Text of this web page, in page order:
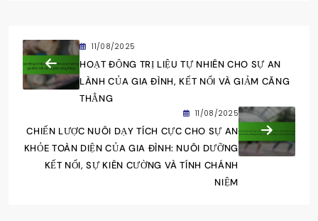
11/08/2025
HOẠT ĐỘNG TRỊ LIỆU TỰ NHIÊN CHO SỰ AN
LÀNH CỦA GIA ĐÌNH, KẾT NỐI VÀ GIẢM CĂNG
THẲNG
11/08/2025
CHIẾN LƯỢC NUÔI DẠY TÍCH CỰC CHO SỰ AN
KHỎE TOÀN DIỆN CỦA GIA ĐÌNH: NUÔI DƯỠNG
KẾT NỐI, SỰ KIÊN CƯỜNG VÀ TÍNH CHÁNH
NIỆM